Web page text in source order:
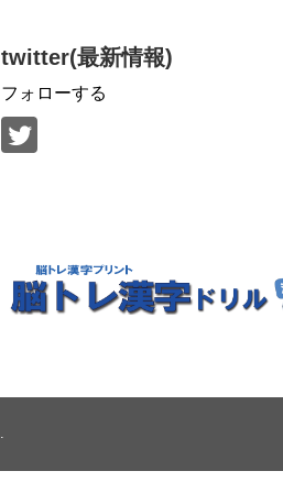
twitter(最新情報)
フォローする